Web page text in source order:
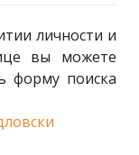
личности и
вы можете
форму поиска